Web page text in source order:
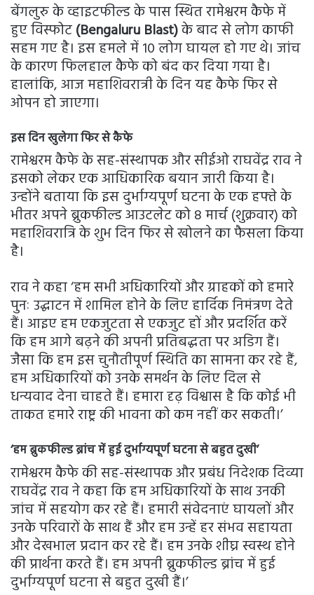
बेंगलुरु के व्हाइटफील्ड के पास स्थित रामेश्वरम कैफे में
हुए विस्फोट(Bengaluru Blast)के बाद से लोग काफी
सहम गए है। इस हमले में 10 लोग घायल हो गए थे। जांच
के कारण फिलहाल कैफे को बंद कर दिया गया है।
हालांकि, आज महाशिवरात्री के दिन यह कैफे फिर से
ओपन हो जाएगा।
इस दिन खुलेगा फिर से कैफे
रामेश्वरम कैफे के सह-संस्थापक और सीईओ राघवेंद्र राव ने
इसको लेकर एक आधिकारिक बयान जारी किया है।
उन्होंने बताया कि इस दुर्भाग्यपूर्ण घटना के एक हफ्ते के
भीतर अपने ब्रुकफील्ड आउटलेट को 8 मार्च (शुक्रवार) को
महाशिवरात्रि के शुभ दिन फिर से खोलने का फैसला किया
है।
राव ने कहा ‘हम सभी अधिकारियों और ग्राहकों को हमारे
पुनः उद्घाटन में शामिल होने के लिए हार्दिक निमंत्रण देते
हैं। आइए हम एकजुटता से एकजुट हों और प्रदर्शित करें
कि हम आगे बढ़ने की अपनी प्रतिबद्धता पर अडिग हैं।
जैसा कि हम इस चुनौतीपूर्ण स्थिति का सामना कर रहे हैं,
हम अधिकारियों को उनके समर्थन के लिए दिल से
धन्यवाद देना चाहते हैं। हमारा दृढ़ विश्वास है कि कोई भी
ताकत हमारे राष्ट्र की भावना को कम नहीं कर सकती।’
‘हम ब्रुकफील्ड ब्रांच में हुई दुर्भाग्यपूर्ण घटना से बहुत दुखी’
रामेश्वरम कैफे की सह-संस्थापक और प्रबंध निदेशक दिव्या
राघवेंद्र राव ने कहा कि हम अधिकारियों के साथ उनकी
जांच में सहयोग कर रहे हैं। हमारी संवेदनाएं घायलों और
उनके परिवारों के साथ हैं और हम उन्हें हर संभव सहायता
और देखभाल प्रदान कर रहे हैं। हम उनके शीघ्र स्वस्थ होने
की प्रार्थना करते हैं। हम अपनी ब्रुकफील्ड ब्रांच में हुई
दुर्भाग्यपूर्ण घटना से बहुत दुखी हैं।’